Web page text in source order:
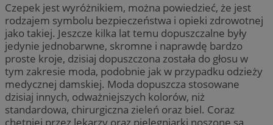
Czepek jest wyróżnikiem, można powiedzieć, że jest
rodzajem symbolu bezpieczeństwa i opieki zdrowotnej
jako takiej. Jeszcze kilka lat temu dopuszczalne były
jedynie jednobarwne, skromne i naprawdę bardzo
proste kroje, dzisiaj dopuszczona została do głosu w
tym zakresie moda, podobnie jak w przypadku odzieży
medycznej damskiej. Moda dopuszcza stosowane
dzisiaj innych, odważniejszych kolorów, niż
standardowa, chirurgiczna zieleń oraz biel. Coraz